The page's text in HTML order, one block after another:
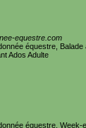
equestre.com
équestre, Balade
Ados Adulte
équestre, Week-